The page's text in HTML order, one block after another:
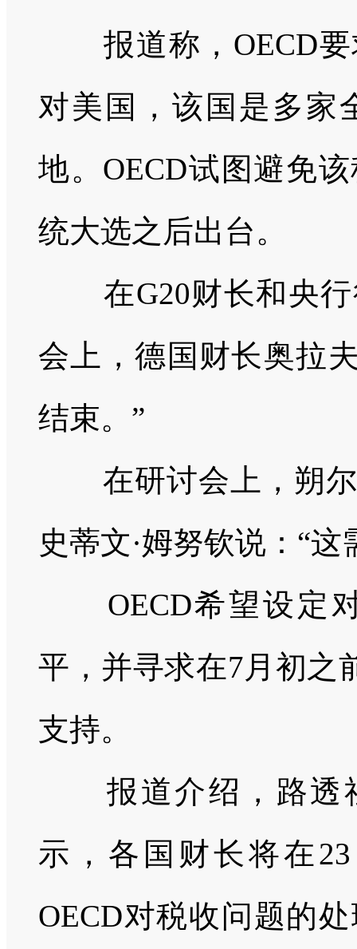
报道称， OECD
对美国，该国是多家
地。 OECD试图避免
统大选之后出台。
在G20财长和央
会上，德国财长奥拉
结束。”
在研讨会上，朔尔
史蒂文·姆努钦说： “这
OECD希望设定
平，并寻求在7月初之
支持。
报道介绍，路透
示，各国财长将在23
OECD对税收问题的